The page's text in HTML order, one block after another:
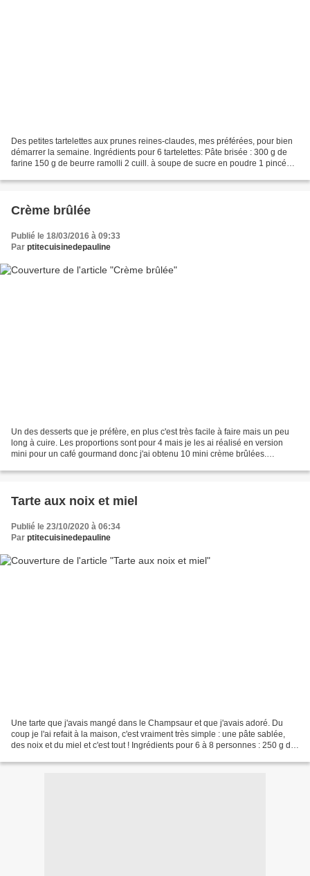
Des petites tartelettes aux prunes reines-claudes, mes préférées, pour bien
démarrer la semaine. Ingrédients pour 6 tartelettes: Pâte brisée : 300 g de
farine 150 g de beurre ramolli 2 cuill. à soupe de sucre en poudre 1 pincée
Crème brûlée
Publié le 18/03/2016 à 09:33
Par ptitecuisinedepauline
Un des desserts que je préfère, en plus c'est très facile à faire mais un peu
long à cuire. Les proportions sont pour 4 mais je les ai réalisé en version
mini pour un café gourmand donc j'ai obtenu 10 mini crème brûlées.
Tarte aux noix et miel
Publié le 23/10/2020 à 06:34
Par ptitecuisinedepauline
Une tarte que j'avais mangé dans le Champsaur et que j'avais adoré. Du
coup je l'ai refait à la maison, c'est vraiment très simple : une pâte sablée,
des noix et du miel et c'est tout ! Ingrédients pour 6 à 8 personnes : 250 g de